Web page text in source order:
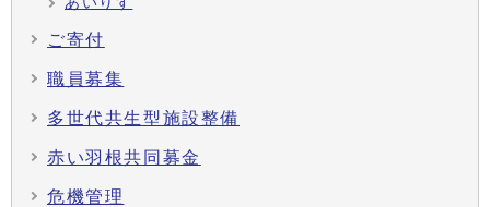
ご寄付
職員募集
多世代共生型施設整備
赤い羽根共同募金
危機管理